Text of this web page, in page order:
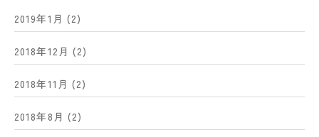
2019年1月 (2)
2018年12月 (2)
2018年11月 (2)
2018年8月 (2)